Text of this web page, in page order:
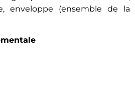
enveloppe (ensemble de la